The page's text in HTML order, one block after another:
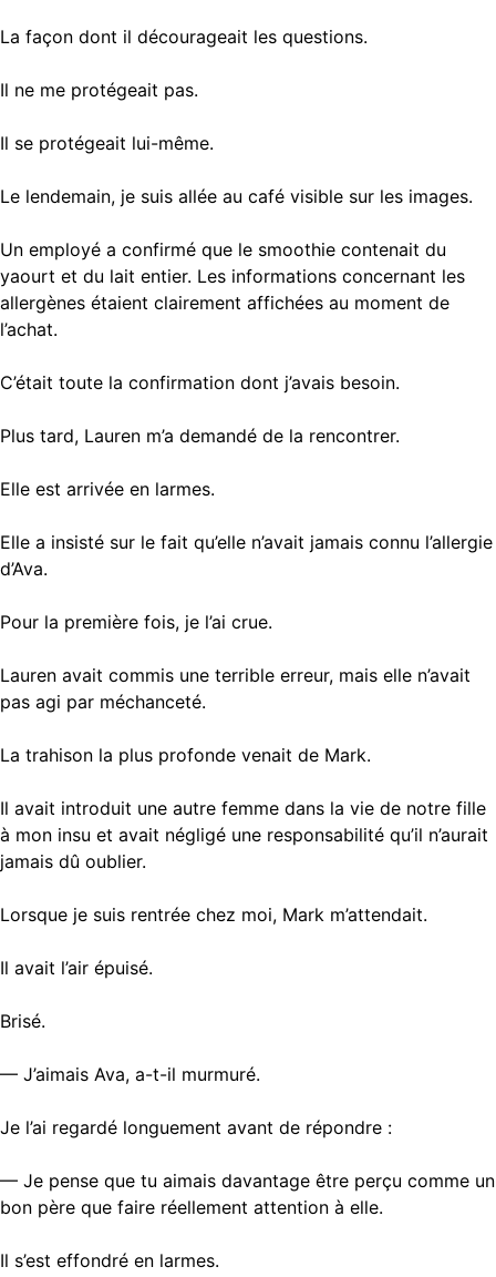
La façon dont il décourageait les questions.
Il ne me protégeait pas.
Il se protégeait lui-même.
Le lendemain, je suis allée au café visible sur les images.
Un employé a confirmé que le smoothie contenait du
yaourt et du lait entier. Les informations concernant les
allergènes étaient clairement affichées au moment de
l’achat.
C’était toute la confirmation dont j’avais besoin.
Plus tard, Lauren m’a demandé de la rencontrer.
Elle est arrivée en larmes.
Elle a insisté sur le fait qu’elle n’avait jamais connu l’allergie
d’Ava.
Pour la première fois, je l’ai crue.
Lauren avait commis une terrible erreur, mais elle n’avait
pas agi par méchanceté.
La trahison la plus profonde venait de Mark.
Il avait introduit une autre femme dans la vie de notre fille
à mon insu et avait négligé une responsabilité qu’il n’aurait
jamais dû oublier.
Lorsque je suis rentrée chez moi, Mark m’attendait.
Il avait l’air épuisé.
Brisé.
— J’aimais Ava, a-t-il murmuré.
Je l’ai regardé longuement avant de répondre :
— Je pense que tu aimais davantage être perçu comme un
bon père que faire réellement attention à elle.
Il s’est effondré en larmes.